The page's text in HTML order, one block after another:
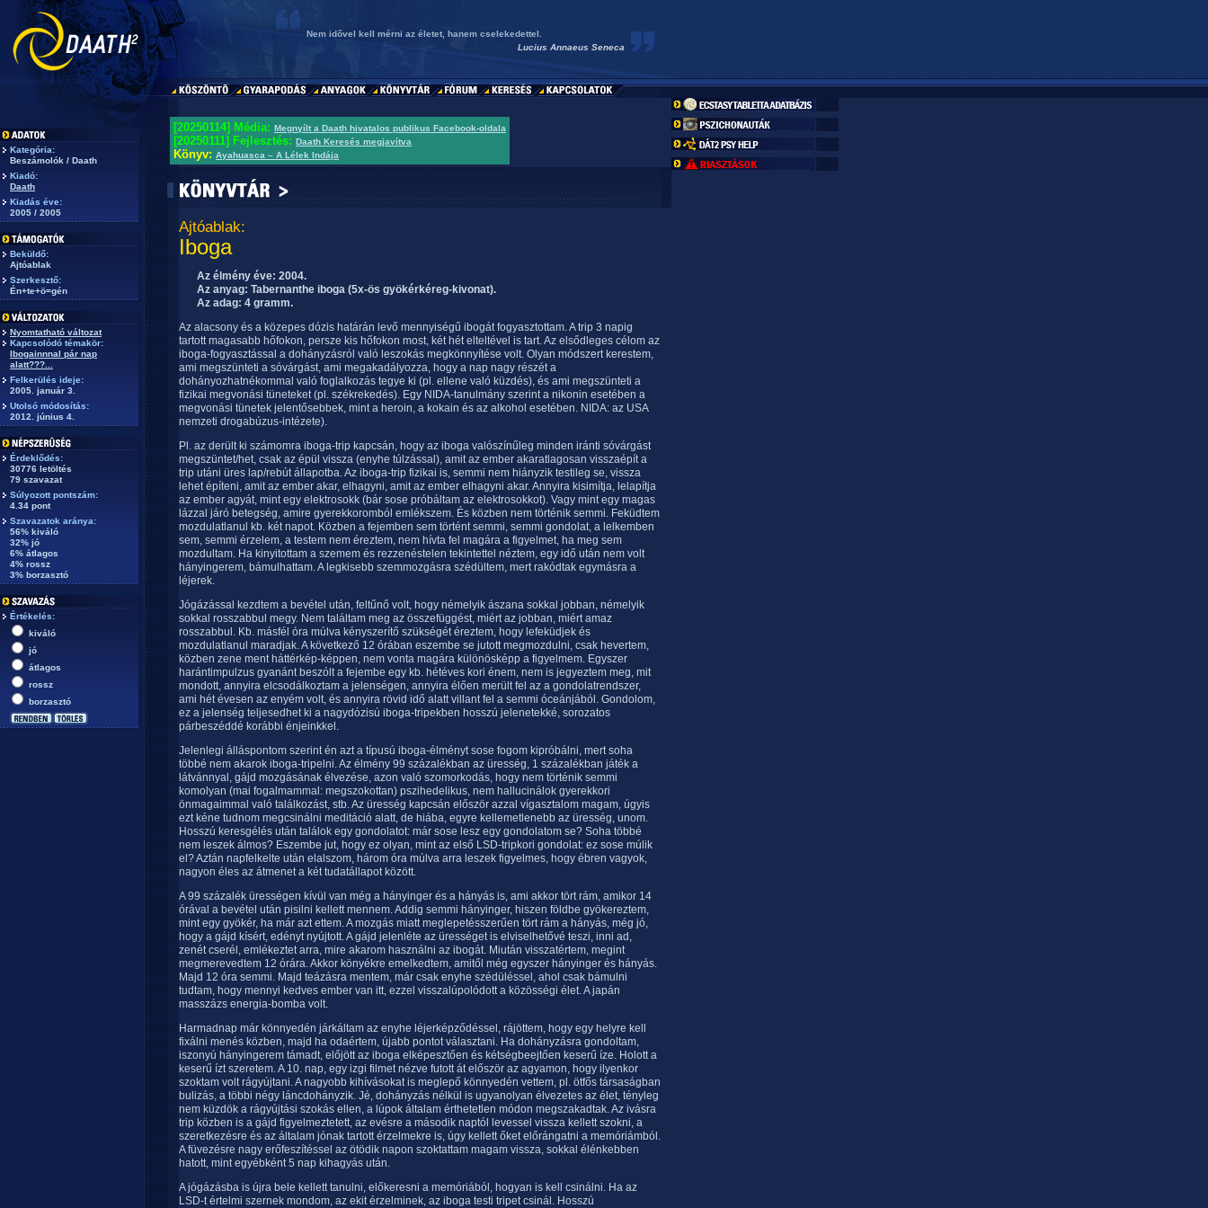
Nem idővel kell mérni az életet, hanem cselekedettel.
Lucius Annaeus Seneca
Kategória:
Beszámolók / Daath
Kiadó:
Daath
Kiadás éve:
2005 / 2005
Beküldő:
Ajtóablak
Szerkesztő:
Én+te+ö=gén
Nyomtatható változat
Kapcsolódó témakör:
Ibogainnnal pár nap
alatt???...
Felkerülés ideje:
2005. január 3.
Utolsó módosítás:
2012. június 4.
Érdeklődés:
30776 letöltés
79 szavazat
Súlyozott pontszám:
4.34 pont
Szavazatok aránya:
56% kiváló
32% jó
6% átlagos
4% rossz
3% borzasztó
Értékelés:
kiváló
jó
átlagos
rossz
borzasztó
[20250114] Média: Megnyílt a Daath hivatalos publikus Facebook-oldala
[20250111] Fejlesztés: Daath Keresés megjavítva
Könyv: Ayahuasca – A Lélek Indája
Ajtóablak:
Iboga
Az élmény éve: 2004.
Az anyag: Tabernanthe iboga (5x-ös gyökérkéreg-kivonat).
Az adag: 4 gramm.
Az alacsony és a közepes dózis határán levő mennyiségű ibogát fogyasztottam. A trip 3 napig
tartott magasabb hőfokon, persze kis hőfokon most, két hét elteltével is tart. Az elsődleges célom az
iboga-fogyasztással a dohányzásról való leszokás megkönnyítése volt. Olyan módszert kerestem,
ami megszünteti a sóvárgást, ami megakadályozza, hogy a nap nagy részét a
dohányozhatnékommal való foglalkozás tegye ki (pl. ellene való küzdés), és ami megszünteti a
fizikai megvonási tüneteket (pl. székrekedés). Egy NIDA-tanulmány szerint a nikonin esetében a
megvonási tünetek jelentősebbek, mint a heroin, a kokain és az alkohol esetében. NIDA: az USA
nemzeti drogabúzus-intézete).
Pl. az derült ki számomra iboga-trip kapcsán, hogy az iboga valószínűleg minden iránti sóvárgást
megszüntet/het, csak az épül vissza (enyhe túlzással), amit az ember akaratlagosan visszaépít a
trip utáni üres lap/rebút állapotba. Az iboga-trip fizikai is, semmi nem hiányzik testileg se, vissza
lehet építeni, amit az ember akar, elhagyni, amit az ember elhagyni akar. Annyira kisimítja, lelapítja
az ember agyát, mint egy elektrosokk (bár sose próbáltam az elektrosokkot). Vagy mint egy magas
lázzal járó betegség, amire gyerekkoromból emlékszem. És közben nem történik semmi. Feküdtem
mozdulatlanul kb. két napot. Közben a fejemben sem történt semmi, semmi gondolat, a lelkemben
sem, semmi érzelem, a testem nem éreztem, nem hívta fel magára a figyelmet, ha meg sem
mozdultam. Ha kinyitottam a szemem és rezzenéstelen tekintettel néztem, egy idő után nem volt
hányingerem, bámulhattam. A legkisebb szemmozgásra szédültem, mert rakódtak egymásra a
léjerek.
Jógázással kezdtem a bevétel után, feltűnő volt, hogy némelyik ászana sokkal jobban, némelyik
sokkal rosszabbul megy. Nem találtam meg az összefüggést, miért az jobban, miért amaz
rosszabbul. Kb. másfél óra múlva kényszerítő szükségét éreztem, hogy lefeküdjek és
mozdulatlanul maradjak. A következő 12 órában eszembe se jutott megmozdulni, csak hevertem,
közben zene ment háttérkép-képpen, nem vonta magára különösképp a figyelmem. Egyszer
harántimpulzus gyanánt beszólt a fejembe egy kb. hétéves kori énem, nem is jegyeztem meg, mit
mondott, annyira elcsodálkoztam a jelenségen, annyira élően merült fel az a gondolatrendszer,
ami hét évesen az enyém volt, és annyira rövid idő alatt villant fel a semmi óceánjából. Gondolom,
ez a jelenség teljesedhet ki a nagydózisú iboga-tripekben hosszú jelenetekké, sorozatos
párbeszéddé korábbi énjeinkkel.
Jelenlegi álláspontom szerint én azt a típusú iboga-élményt sose fogom kipróbálni, mert soha
többé nem akarok iboga-tripelni. Az élmény 99 százalékban az üresség, 1 százalékban játék a
látvánnyal, gájd mozgásának élvezése, azon való szomorkodás, hogy nem történik semmi
komolyan (mai fogalmammal: megszokottan) pszihedelikus, nem hallucinálok gyerekkori
önmagaimmal való találkozást, stb. Az üresség kapcsán először azzal vígasztalom magam, úgyis
ezt kéne tudnom megcsinálni meditáció alatt, de hiába, egyre kellemetlenebb az üresség, unom.
Hosszú keresgélés után találok egy gondolatot: már sose lesz egy gondolatom se? Soha többé
nem leszek álmos? Eszembe jut, hogy ez olyan, mint az első LSD-tripkori gondolat: ez sose múlik
el? Aztán napfelkelte után elalszom, három óra múlva arra leszek figyelmes, hogy ébren vagyok,
nagyon éles az átmenet a két tudatállapot között.
A 99 százalék ürességen kívül van még a hányinger és a hányás is, ami akkor tört rám, amikor 14
órával a bevétel után pisilni kellett mennem. Addig semmi hányinger, hiszen földbe gyökereztem,
mint egy gyökér, ha már azt ettem. A mozgás miatt meglepetésszerűen tört rám a hányás, még jó,
hogy a gájd kísért, edényt nyújtott. A gájd jelenléte az ürességet is elviselhetővé teszi, inni ad,
zenét cserél, emlékeztet arra, mire akarom használni az ibogát. Miután visszatértem, megint
megmerevedtem 12 órára. Akkor könyékre emelkedtem, amitől még egyszer hányinger és hányás.
Majd 12 óra semmi. Majd teázásra mentem, már csak enyhe szédüléssel, ahol csak bámulni
tudtam, hogy mennyi kedves ember van itt, ezzel visszalúpolódott a közösségi élet. A japán
masszázs energia-bomba volt.
Harmadnap már könnyedén járkáltam az enyhe léjerképződéssel, rájöttem, hogy egy helyre kell
fixálni menés közben, majd ha odaértem, újabb pontot választani. Ha dohányzásra gondoltam,
iszonyú hányingerem támadt, előjött az iboga elképesztően és kétségbeejtően keserű íze. Holott a
keserű ízt szeretem. A 10. nap, egy izgi filmet nézve futott át először az agyamon, hogy ilyenkor
szoktam volt rágyújtani. A nagyobb kihívásokat is meglepő könnyedén vettem, pl. ötfős társaságban
bulizás, a többi négy láncdohányzik. Jé, dohányzás nélkül is ugyanolyan élvezetes az élet, tényleg
nem küzdök a rágyújtási szokás ellen, a lúpok általam érthetetlen módon megszakadtak. Az ivásra
trip közben is a gájd figyelmeztetett, az evésre a második naptól levessel vissza kellett szokni, a
szeretkezésre és az általam jónak tartott érzelmekre is, úgy kellett őket előrángatni a memóriámból.
A füvezésre nagy erőfeszítéssel az ötödik napon szoktattam magam vissza, sokkal élénkebben
hatott, mint egyébként 5 nap kihagyás után.
A jógázásba is újra bele kellett tanulni, előkeresni a memóriából, hogyan is kell csinálni. Ha az
LSD-t értelmi szernek mondom, az ekit érzelminek, az iboga testi tripet csinál. Hosszú